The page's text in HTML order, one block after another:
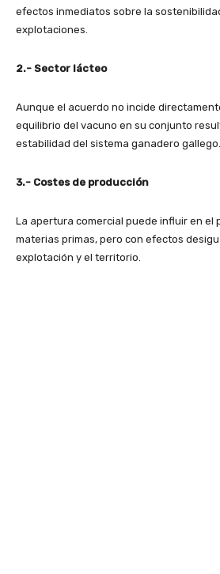
efectos inmediatos sobre la
explotaciones.
2.- Sector lácteo
Aunque el acuerdo no incide
equilibrio del vacuno en su conjunto
estabilidad del sistema ganadero gallego.
3.- Costes de producción
La apertura comercial puede influir en el
materias primas, pero con efectos
explotación y el territorio.